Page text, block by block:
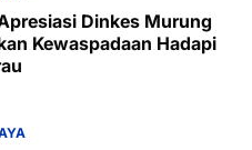
Dinkes Murung
Kewaspadaan Hadapi